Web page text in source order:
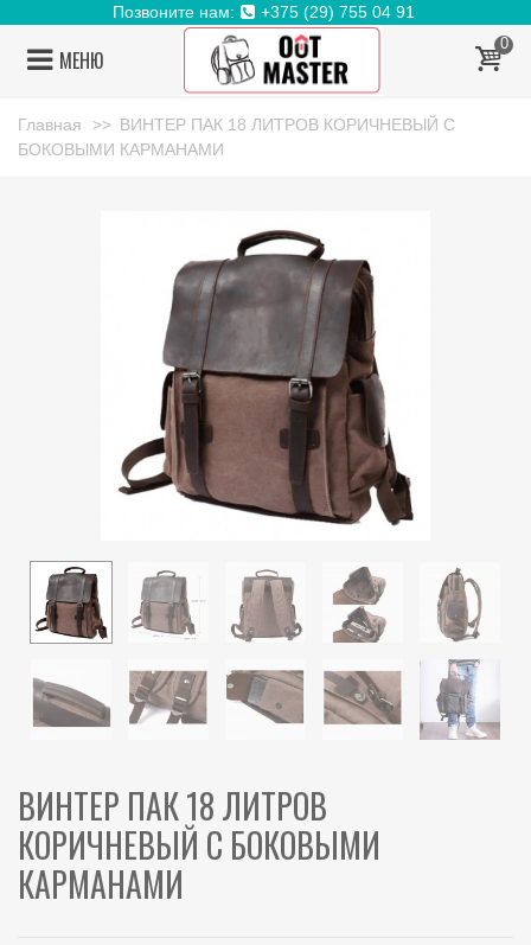
Позвоните нам: +375 (29) 755 04 91
МЕНЮ
0
Главная >> ВИНТЕР ПАК 18 ЛИТРОВ КОРИЧНЕВЫЙ С
БОКОВЫМИ КАРМАНАМИ
ВИНТЕР ПАК 18 ЛИТРОВ
КОРИЧНЕВЫЙ С БОКОВЫМИ
КАРМАНАМИ